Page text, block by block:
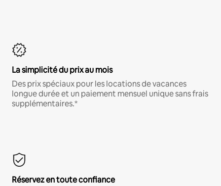
La simplicité du prix au mois
Des prix spéciaux pour les locations de vacances
longue durée et un paiement mensuel unique sans frais
supplémentaires.*
Réservez en toute confiance